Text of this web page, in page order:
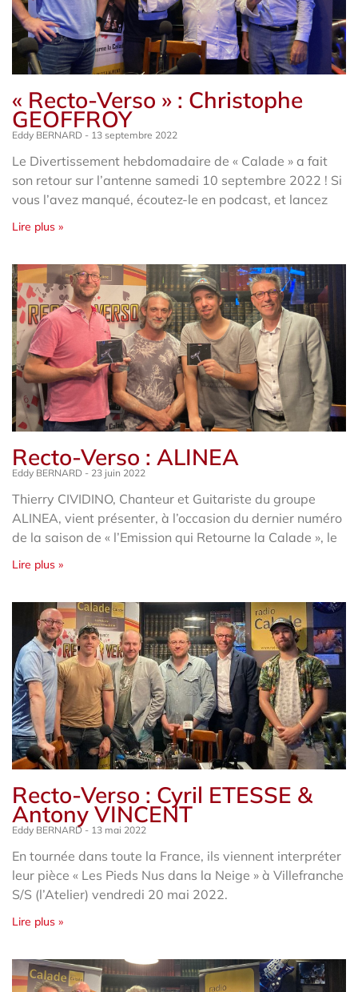
« Recto-Verso » : Christophe
GEOFFROY
Eddy BERNARD 13 septembre 2022
Le Divertissement hebdomadaire de « Calade » a fait
son retour sur l’antenne samedi 10 septembre 2022 ! Si
vous l’avez manqué, écoutez-le en podcast, et lancez
Lire plus »
Recto-Verso : ALINEA
Eddy BERNARD 23 juin 2022
Thierry CIVIDINO, Chanteur et Guitariste du groupe
ALINEA, vient présenter, à l’occasion du dernier numéro
de la saison de « l’Emission qui Retourne la Calade », le
Lire plus »
Recto-Verso : Cyril ETESSE &
Antony VINCENT
Eddy BERNARD 13 mai 2022
En tournée dans toute la France, ils viennent interpréter
leur pièce « Les Pieds Nus dans la Neige » à Villefranche
S/S (l’Atelier) vendredi 20 mai 2022.
Lire plus »